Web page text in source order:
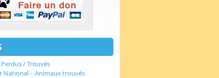
/ Trouvés
National – Animaux trouvés